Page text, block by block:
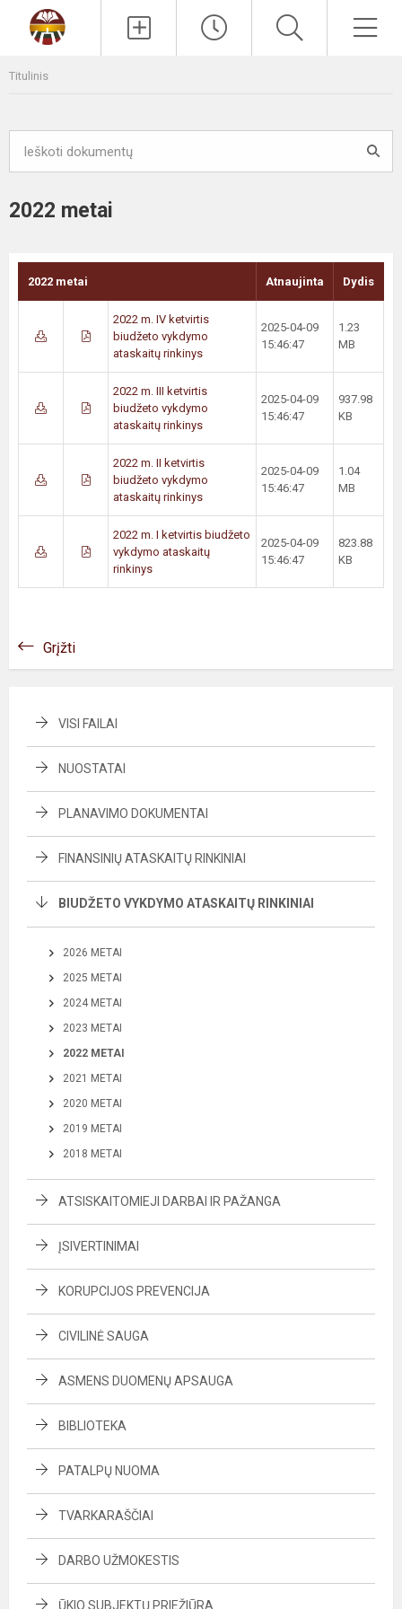
Titulinis
2022 metai
2022 metai Atnaujinta Dydis
2022 m. IV ketvirtis
biudžeto vykdymo
ataskaitų rinkinys
2025-04-09
15:46:47
1.23
MB
2022 m. III ketvirtis
biudžeto vykdymo
ataskaitų rinkinys
2025-04-09
15:46:47
937.98
KB
2022 m. II ketvirtis
biudžeto vykdymo
ataskaitų rinkinys
2025-04-09
15:46:47
1.04
MB
2022 m. I ketvirtis biudžeto
vykdymo ataskaitų
rinkinys
2025-04-09
15:46:47
823.88
KB
Grįžti
VISI FAILAI
NUOSTATAI
PLANAVIMO DOKUMENTAI
FINANSINIŲ ATASKAITŲ RINKINIAI
BIUDŽETO VYKDYMO ATASKAITŲ RINKINIAI
2026 METAI
2025 METAI
2024 METAI
2023 METAI
2022 METAI
2021 METAI
2020 METAI
2019 METAI
2018 METAI
ATSISKAITOMIEJI DARBAI IR PAŽANGA
ĮSIVERTINIMAI
KORUPCIJOS PREVENCIJA
CIVILINĖ SAUGA
ASMENS DUOMENŲ APSAUGA
BIBLIOTEKA
PATALPŲ NUOMA
TVARKARAŠČIAI
DARBO UŽMOKESTIS
ŪKIO SUBJEKTŲ PRIEŽIŪRA